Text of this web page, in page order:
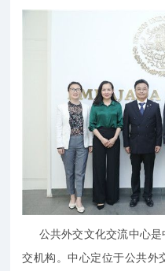
公共外交文化交流中心是
交机构。中心定位于公共外